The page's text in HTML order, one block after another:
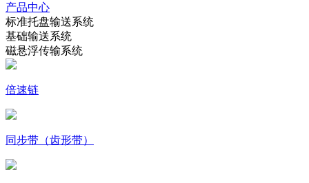
产品中心
标准托盘输送系统
基础输送系统
磁悬浮传输系统
倍速链
同步带（齿形带）